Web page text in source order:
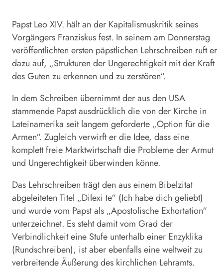
Papst Leo XIV. hält an der Kapitalismuskritik seines
Vorgängers Franziskus fest. In seinem am Donnerstag
veröffentlichten ersten päpstlichen Lehrschreiben ruft er
dazu auf, „Strukturen der Ungerechtigkeit mit der Kraft
des Guten zu erkennen und zu zerstören“.
In dem Schreiben übernimmt der aus den USA
stammende Papst ausdrücklich die von der Kirche in
Lateinamerika seit langem geforderte „Option für die
Armen“. Zugleich verwirft er die Idee, dass eine
komplett freie Marktwirtschaft die Probleme der Armut
und Ungerechtigkeit überwinden könne.
Das Lehrschreiben trägt den aus einem Bibelzitat
abgeleiteten Titel „Dilexi te“ (Ich habe dich geliebt)
und wurde vom Papst als „Apostolische Exhortation“
unterzeichnet. Es steht damit vom Grad der
Verbindlichkeit eine Stufe unterhalb einer Enzyklika
(Rundschreiben), ist aber ebenfalls eine weltweit zu
verbreitende Äußerung des kirchlichen Lehramts.